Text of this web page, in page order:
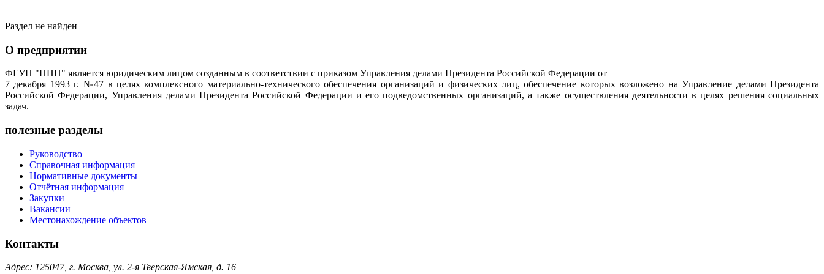
Раздел не найден
О предприятии
ФГУП "ППП" является юридическим лицом созданным в соответствии с приказом Управления делами Президента Российской Федерации от
7 декабря 1993 г. №47 в целях комплексного материально-технического обеспечения организаций и физических лиц, обеспечение которых возложено на Управление делами Президента
Российской Федерации, Управления делами Президента Российской Федерации и его подведомственных организаций, а также осуществления деятельности в целях решения социальных
задач.
полезные разделы
Руководство
Справочная информация
Нормативные документы
Отчётная информация
Закупки
Вакансии
Местонахождение объектов
Контакты
Адрес: 125047, г. Москва, ул. 2-я Тверская-Ямская, д. 16